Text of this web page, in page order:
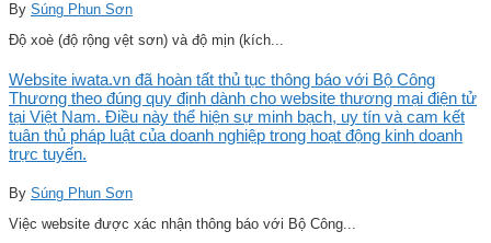
By Súng Phun Sơn
Độ xoè (độ rộng vệt sơn) và độ mịn (kích...
Website iwata.vn đã hoàn tất thủ tục thông báo với Bộ Công
Thương theo đúng quy định dành cho website thương mại điện tử
tại Việt Nam. Điều này thể hiện sự minh bạch, uy tín và cam kết
tuân thủ pháp luật của doanh nghiệp trong hoạt động kinh doanh
trực tuyến.
By Súng Phun Sơn
Việc website được xác nhận thông báo với Bộ Công...